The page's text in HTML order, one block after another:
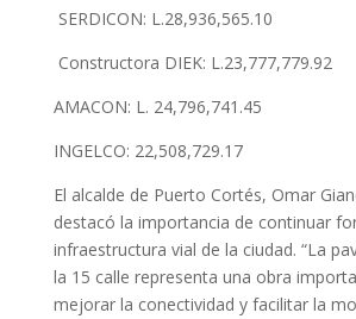
SERDICON: L.28,936,565.10
Constructora DIEK: L.23,777,779.92
AMACON: L. 24,796,741.45
INGELCO: 22,508,729.17
El alcalde de Puerto Cortés, Omar
destacó la importancia de continuar
infraestructura vial de la ciudad. “La
la 15 calle representa una obra
mejorar la conectividad y facilitar la